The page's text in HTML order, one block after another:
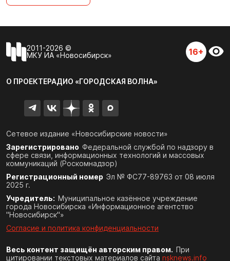
2011-2026 ©
МКУ ИА «Новосибирск»
16+
О ПРОЕКТЕРАДИО «ГОРОДСКАЯ ВОЛНА»
Сетевое издание «Новосибирские новости»
Зарегистрировано Федеральной службой по надзору в
сфере связи, информационных технологий и массовых
коммуникаций (Роскомнадзор)
Регистрационный номер Эл № ФС77-89763 от 08 июля
2025 г.
Учредитель: Муниципальное казённое учреждение
города Новосибирска «Информационное агентство
"Новосибирск"»
Согласие и политика конфиденциальности
Весь контент защищён авторским правом. При
цитировании текстовых материалов сайта nsknews.info